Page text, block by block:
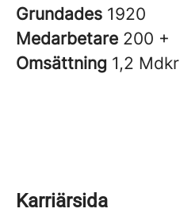
Grundades 1920
Medarbetare 200 +
Omsättning 1,2 Mdkr
Karriärsida